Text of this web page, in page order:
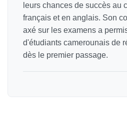
leurs chances de succès au
français et en anglais. Son
axé sur les examens a
d'étudiants camerounais de
dès le premier passage.